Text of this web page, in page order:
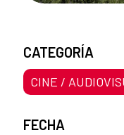
CATEGORÍA
CINE /
FECHA